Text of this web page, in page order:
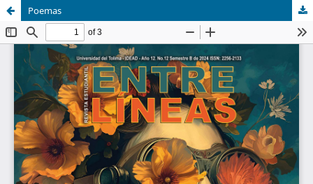
Poemas